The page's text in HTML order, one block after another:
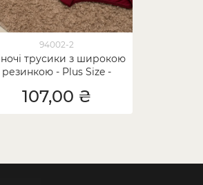
94002-2
трусики з широкою
резинкою - Plus Size -
107,00 ₴